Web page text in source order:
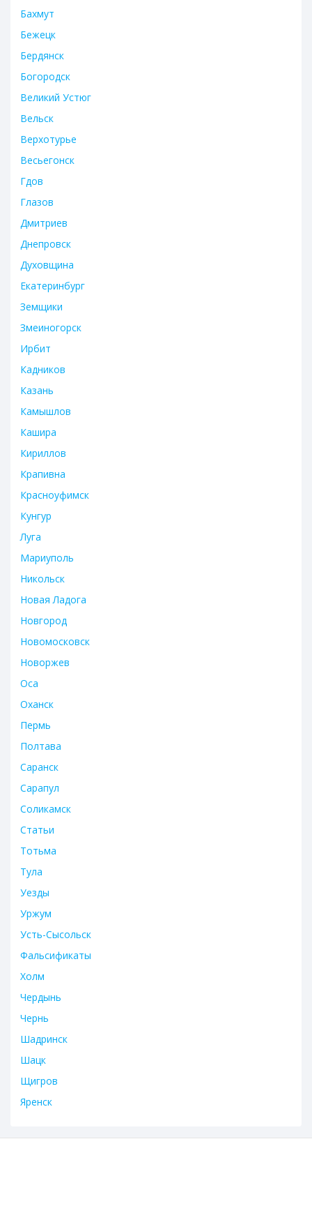
Бахмут
Бежецк
Бердянск
Богородск
Великий Устюг
Вельск
Верхотурье
Весьегонск
Гдов
Глазов
Дмитриев
Днепровск
Духовщина
Екатеринбург
Земщики
Змеиногорск
Ирбит
Кадников
Казань
Камышлов
Кашира
Кириллов
Крапивна
Красноуфимск
Кунгур
Луга
Мариуполь
Никольск
Новая Ладога
Новгород
Новомосковск
Новоржев
Оса
Оханск
Пермь
Полтава
Саранск
Сарапул
Соликамск
Статьи
Тотьма
Тула
Уезды
Уржум
Усть-Сысольск
Фальсификаты
Холм
Чердынь
Чернь
Шадринск
Шацк
Щигров
Яренск